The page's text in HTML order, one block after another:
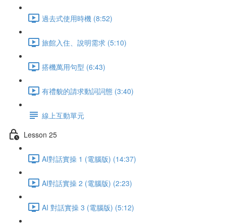
過去式使用時機 (8:52)
旅館入住、說明需求 (5:10)
搭機萬用句型 (6:43)
有禮貌的請求動詞詞態 (3:40)
線上互動單元
Lesson 25
AI對話實操 1 (電腦版) (14:37)
AI對話實操 2 (電腦版) (2:23)
AI 對話實操 3 (電腦版) (5:12)